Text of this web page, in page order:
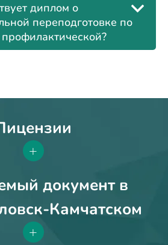
диплом о
переподготовке по
профилактической?
+
документ в
Камчатском
+